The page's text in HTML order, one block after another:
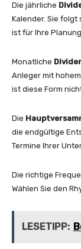
Die jährliche
Kalender. Sie folgt
ist für Ihre
Monatliche
Anleger mit
ist diese Form
Die
die endgültige
Termine Ihrer
Die richtige
Wählen Sie den
LESETIPP: